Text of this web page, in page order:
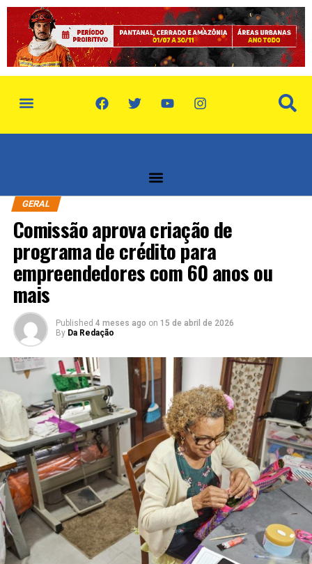
GERAL
Comissão aprova criação de
programa de crédito para
empreendedores com 60 anos ou
mais
Published 4 meses ago on 15 de abril de 2026
By Da Redação